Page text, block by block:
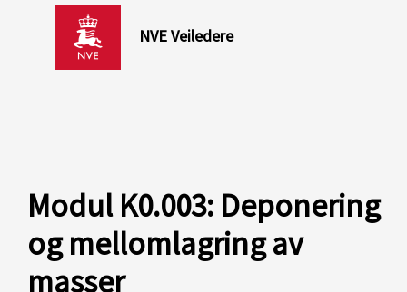
NVE Veiledere
Modul K0.003: Deponering
og mellomlagring av
masser